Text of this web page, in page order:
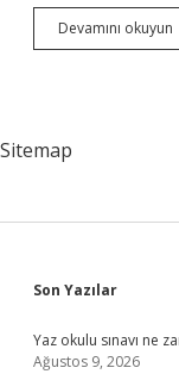
Devamını okuyun
Sitemap
Sidebar
Son Yazılar
Yaz okulu sınavı ne
Ağustos 9, 2026